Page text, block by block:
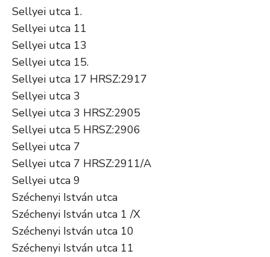
Sellyei utca 1.
Sellyei utca 11
Sellyei utca 13
Sellyei utca 15.
Sellyei utca 17 HRSZ:2917
Sellyei utca 3
Sellyei utca 3 HRSZ:2905
Sellyei utca 5 HRSZ:2906
Sellyei utca 7
Sellyei utca 7 HRSZ:2911/A
Sellyei utca 9
Széchenyi István utca
Széchenyi István utca 1 /X
Széchenyi István utca 10
Széchenyi István utca 11